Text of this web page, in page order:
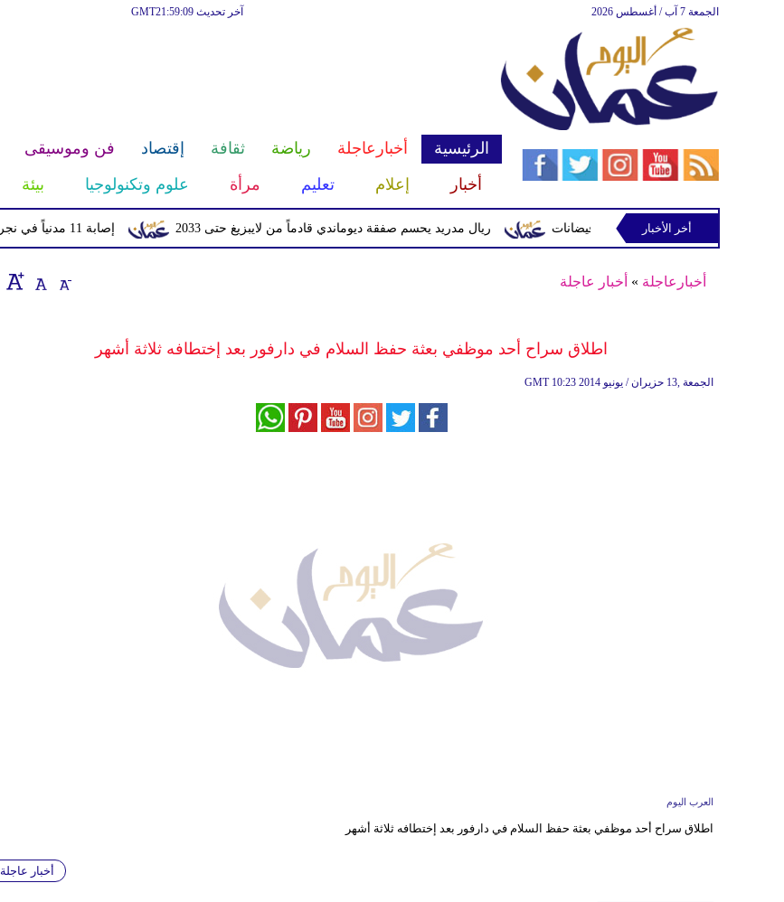
آخر تحديث GMT21:59:09 الجمعة 7 آب / أغسطس 2026
الرئيسية أخبارعاجلة رياضة ثقافة إقتصاد فن وموسيقى
أخبار
إعلام تعليم مرأة علوم وتكنولوجيا بيئة
إصابة 11 مدنياً في نجران جراء اعتداءات حوثية بالمقذوفات ريال مدريد يحسم صفقة ديوماندي قادماً من لايبزيغ حتى 2033 من أمطار غزيرة وفيضانات
أخر الأخبار
أخبارعاجلة » أخبار عاجلة
اطلاق سراح أحد موظفي بعثة حفظ السلام في دارفور بعد إختطافه ثلاثة أشهر
GMT 10:23 2014 الجمعة ,13 حزيران / يونيو
العرب اليوم
اطلاق سراح أحد موظفي بعثة حفظ السلام في دارفور بعد إختطافه ثلاثة أشهر
أخبار عاجلة